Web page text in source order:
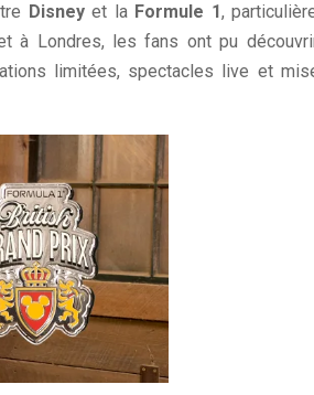
Disneyet la Formule 1,
à Londres, les fans ont pu
limitées, spectacles live et